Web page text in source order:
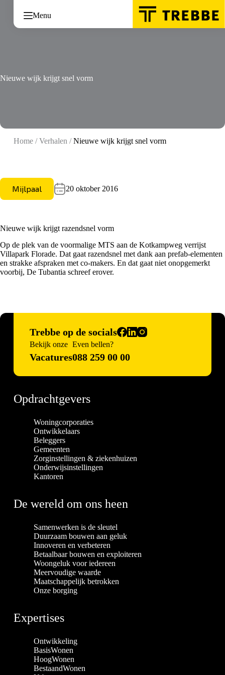
inhoud
Menu
Nieuwe wijk krijgt snel vorm
Home/Verhalen /Nieuwe wijk krijgt snel vorm
Mijlpaal 20 oktober 2016
Nieuwe wijk krijgt razendsnel vorm
Op de plek van de voormalige MTS aan de Kotkampweg verrijst
Villapark Florade. Dat gaat razendsnel met dank aan prefab-elementen
en strakke afspraken met co-makers. En dat gaat niet onopgemerkt
voorbij, De Tubantia schreef erover.
Trebbe op de socials
Bekijk onze
Vacatures
Even bellen?
088 259 00 00
Opdrachtgevers
Woningcorporaties
Ontwikkelaars
Beleggers
Gemeenten
Zorginstellingen & ziekenhuizen
Onderwijsinstellingen
Kantoren
De wereld om ons heen
Samenwerken is de sleutel
Duurzaam bouwen aan geluk
Innoveren en verbeteren
Betaalbaar bouwen en exploiteren
Woongeluk voor iedereen
Meervoudige waarde
Maatschappelijk betrokken
Onze borging
Expertises
Ontwikkeling
BasisWonen
HoogWonen
BestaandWonen